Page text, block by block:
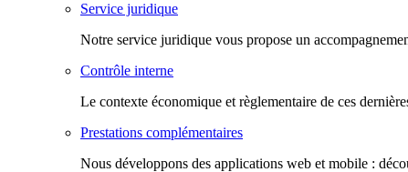
Service juridique
Notre service juridique vous propose un
Contrôle interne
Le contexte économique et règlementaire de ces
Prestations complémentaires
Nous développons des applications web et mobile :